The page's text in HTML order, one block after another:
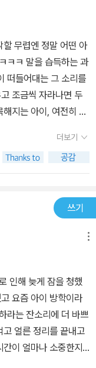
루이스의 엉뚱하고 사
하지 않기 위해 여러
하고 안쓰럽기까지 한
스에게 유령 역할을 맡
리를 내자 숨통이 트이
볼 수 있다. 명랑하고
무렵엔 정말 어떤 아
ㅋㅋ 말을 습득하는 과
떠들어대는 그 소리를
조금씩 자라나면 두
지는 아이, 여전히 시
하는 것은 전혀 문제
장소에서도, 부모가
는 말도 아무생각없이
를 주지 말아야하기
부모의 잔소리는 아
떠버리 루이스>> 책
ㅋ<<떠버리 루이스>
재잘 시끌시끌 떠들어
스의 떠벌떠벌은 집
수업 중에도 절대 쉬
말이 있으면 그자리
지요. 때문에 수업시간
더보기
쓰기
인해 늦게 잠을 청했
요즘 아이 방학이라
라는 잔소리에 더 바쁘
얼른 정리를 끝내고
이 얼마나 소중한지